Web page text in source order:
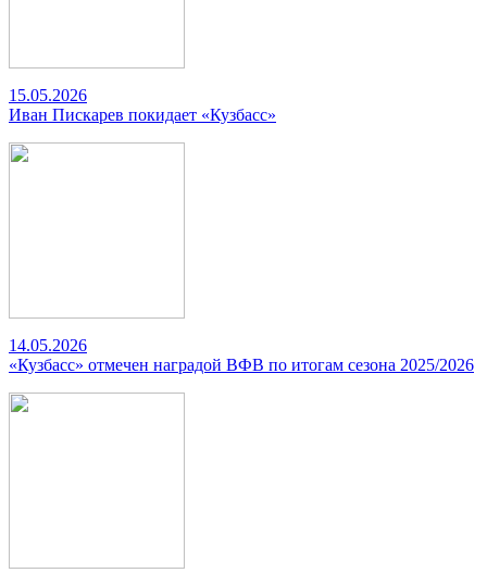
15.05.2026
Иван Пискарев покидает «Кузбасс»
14.05.2026
«Кузбасс» отмечен наградой ВФВ по итогам сезона 2025/2026